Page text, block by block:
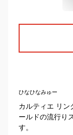
ひなひなみゅー
カルティエ リン
ールドの流行り
す。